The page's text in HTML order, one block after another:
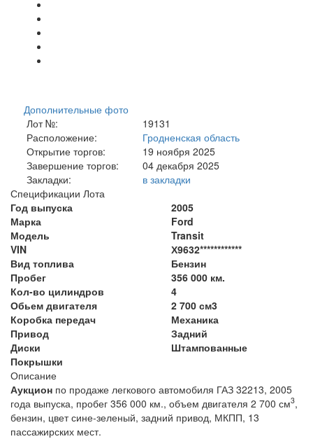
Дополнительные фото
Лот №:
19131
Расположение:
Гродненская область
Открытие торгов:
19 ноября 2025
Завершение торгов:
04 декабря 2025
Закладки:
в закладки
Спецификации Лота
Год выпуска
2005
Марка
Ford
Модель
Transit
VIN
Х9632************
Вид топлива
Бензин
Пробег
356 000 км.
Кол-во цилиндров
4
Обьем двигателя
2 700 см3
Коробка передач
Механика
Привод
Задний
Диски
Штампованные
Покрышки
Описание
Аукцион по продаже легкового автомобиля ГАЗ 32213, 2005
года выпуска, пробег 356 000 км., объем двигателя 2 700 см3,
бензин, цвет сине-зеленый, задний привод, МКПП, 13
пассажирских мест.